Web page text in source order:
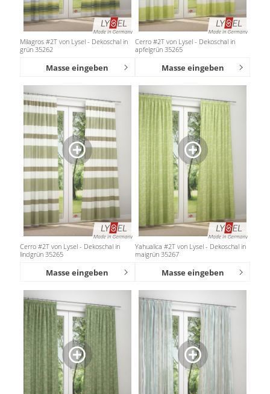
Milagros #2T von Lysel - Dekoschal in
grün 35262
Masse eingeben
Cerro #2T von Lysel - Dekoschal in
apfelgrün 35265
Masse eingeben
Cerro #2T von Lysel - Dekoschal in
lindgrün 35265
Masse eingeben
Yahualica #2T von Lysel - Dekoschal in
maigrün 35267
Masse eingeben